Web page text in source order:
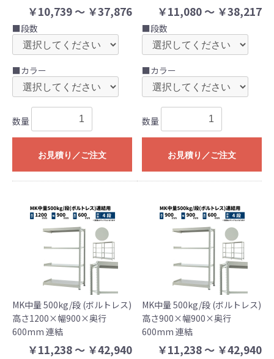
￥10,739 ～ ￥37,876
■段数
■カラー
数量
お見積り／ご注文
￥11,080 ～ ￥38,217
■段数
■カラー
数量
お見積り／ご注文
MK中量 500kg/段 (ボルトレス)
高さ1200×幅900×奥行
600mm 連結
￥11,238 ～ ￥42,940
MK中量 500kg/段 (ボルトレス)
高さ900×幅900×奥行
600mm 連結
￥11,238 ～ ￥42,940